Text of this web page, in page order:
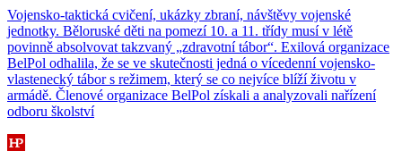
Vojensko-taktická cvičení, ukázky zbraní, návštěvy vojenské
jednotky. Běloruské děti na pomezí 10. a 11. třídy musí v létě
povinně absolvovat takzvaný „zdravotní tábor“. Exilová organizace
BelPol odhalila, že se ve skutečnosti jedná o vícedenní vojensko-
vlastenecký tábor s režimem, který se co nejvíce blíží životu v
armádě. Členové organizace BelPol získali a analyzovali nařízení
odboru školství